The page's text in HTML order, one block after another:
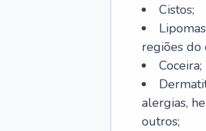
Cistos;
regiões do
Coceira;
alergias,
outros;